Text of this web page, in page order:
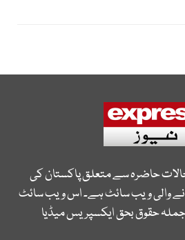
حاضرہ سے متعلق پاکستان کی
والی ویب سائٹ ہے۔ اس ویب سائٹ
جملہ حقوق بحق ایکسپریس میڈیا